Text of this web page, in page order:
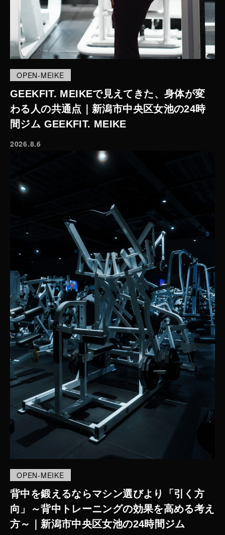
OPEN-MEIKE
GEEKFIT. MEIKEで見えてきた、身体が変
わる人の共通点｜新潟市中央区女池の24時
間ジム GEEKFIT. MEIKE
2026.8.6
OPEN-MEIKE
背中を鍛えるならマシン選びより「引く方
向」～背中トレーニングの効果を高める考え
方～｜新潟市中央区女池の24時間ジム